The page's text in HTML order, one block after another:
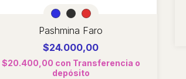
Pashmina Faro
$24.000,00
$20.400,00 con Transferencia o
depósito